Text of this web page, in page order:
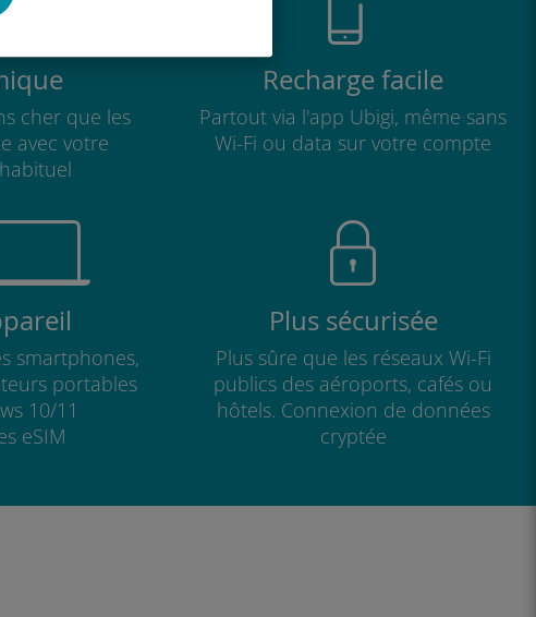
cher que les
avec votre
Recharge facile
Partout via l'app Ubigi, même sans
Wi-Fi ou data sur votre compte
smartphones,
portables
10/11
eSIM
Plus sécurisée
Plus sûre que les réseaux Wi-Fi
publics des aéroports, cafés ou
hôtels. Connexion de données
cryptée